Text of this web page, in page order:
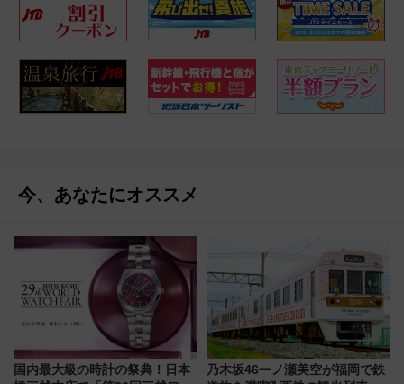
今、あなたにオススメ
国内最大級の時計の祭典！日本
乃木坂46一ノ瀬美空が福岡で鉄